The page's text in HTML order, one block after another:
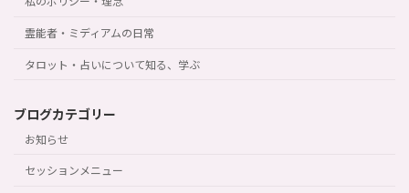
霊能者・ミディアムの日常
タロット・占いについて知る、学ぶ
ブログカテゴリー
お知らせ
セッションメニュー